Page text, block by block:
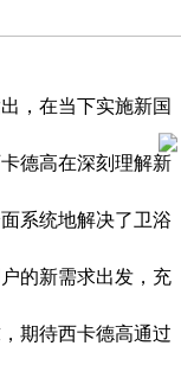
，在当下实施新国
德高在深刻理解新
系统地解决了卫浴
的新需求出发，充
期待西卡德高通过